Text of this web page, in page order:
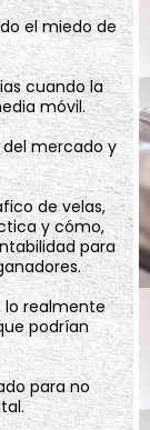
el miedo de
cuando la
móvil.
mercado y
de velas,
y cómo,
para
realmente
podrían
para no